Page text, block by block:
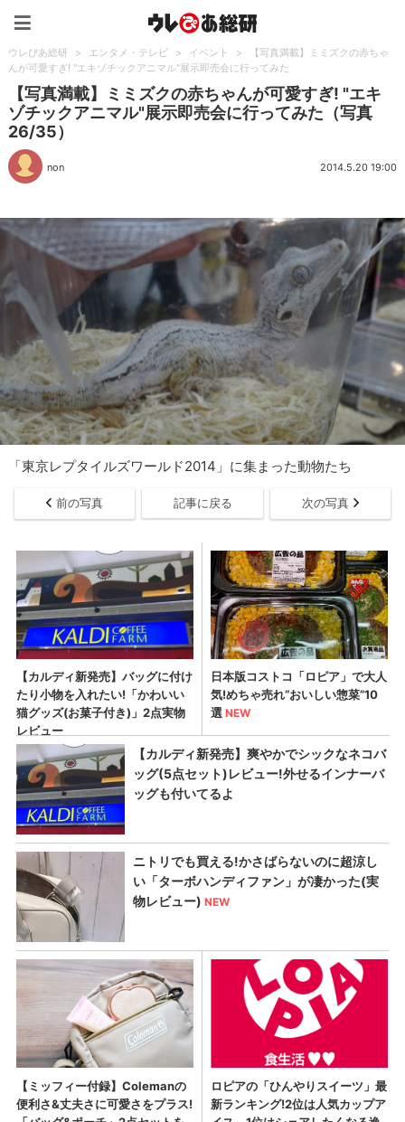
ウレぴあ総研 > エンタメ・テレビ > イベント >
【写真満載】ミミズクの赤ちゃ
んが可愛すぎ! "エキゾチックアニマル"展示即売会に行ってみた
【写真満載】ミミズクの赤ちゃんが可愛すぎ! "エキ
ゾチックアニマル"展示即売会に行ってみた（写真
26/35）
non 2014.5.20 19:00
「東京レプタイルズワールド2014」に集まった動物たち
前の写真 記事に戻る 次の写真